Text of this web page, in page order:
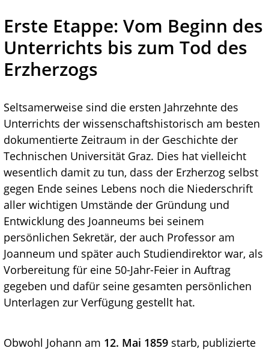
Erste Etappe: Vom Beginn des
Unterrichts bis zum Tod des
Erzherzogs
Seltsamerweise sind die ersten Jahrzehnte des
Unterrichts der wissenschaftshistorisch am besten
dokumentierte Zeitraum in der Geschichte der
Technischen Universität Graz. Dies hat vielleicht
wesentlich damit zu tun, dass der Erzherzog selbst
gegen Ende seines Lebens noch die Niederschrift
aller wichtigen Umstände der Gründung und
Entwicklung des Joanneums bei seinem
persönlichen Sekretär, der auch Professor am
Joanneum und später auch Studiendirektor war, als
Vorbereitung für eine 50-Jahr-Feier in Auftrag
gegeben und dafür seine gesamten persönlichen
Unterlagen zur Verfügung gestellt hat.
Obwohl Johann am 12. Mai 1859 starb, publizierte